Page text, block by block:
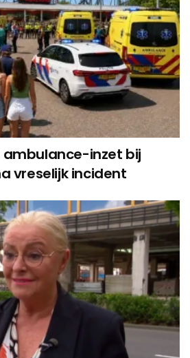
inzet bij
vreselijk incident